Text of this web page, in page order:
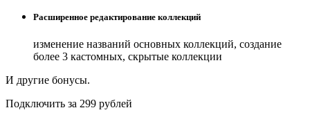
Расширенное редактирование коллекций
изменение названий основных коллекций, создание
более 3 кастомных, скрытые коллекции
И другие бонусы.
Подключить за 299 рублей